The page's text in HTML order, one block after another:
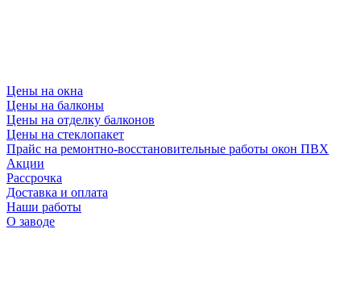
Цены на окна
Цены на балконы
Цены на отделку балконов
Цены на стеклопакет
Прайс на ремонтно-восстановительные работы окон ПВХ
Акции
Рассрочка
Доставка и оплата
Наши работы
О заводе